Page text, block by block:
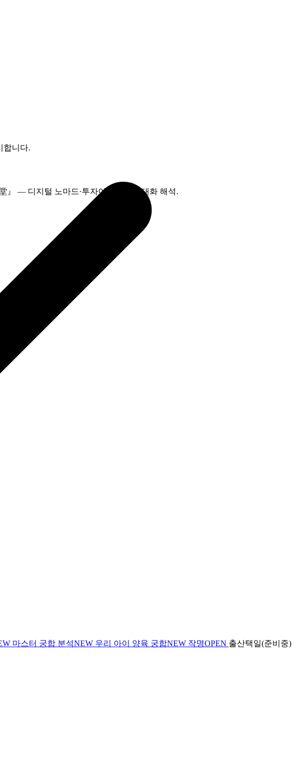
마스터 궁합 분석NEW 우리 아이 양육 궁합NEW 작명OPEN 출산택일(준비중)
합니다.
』 ― 디지털 노마드·투자이민으로 현대화 해석.